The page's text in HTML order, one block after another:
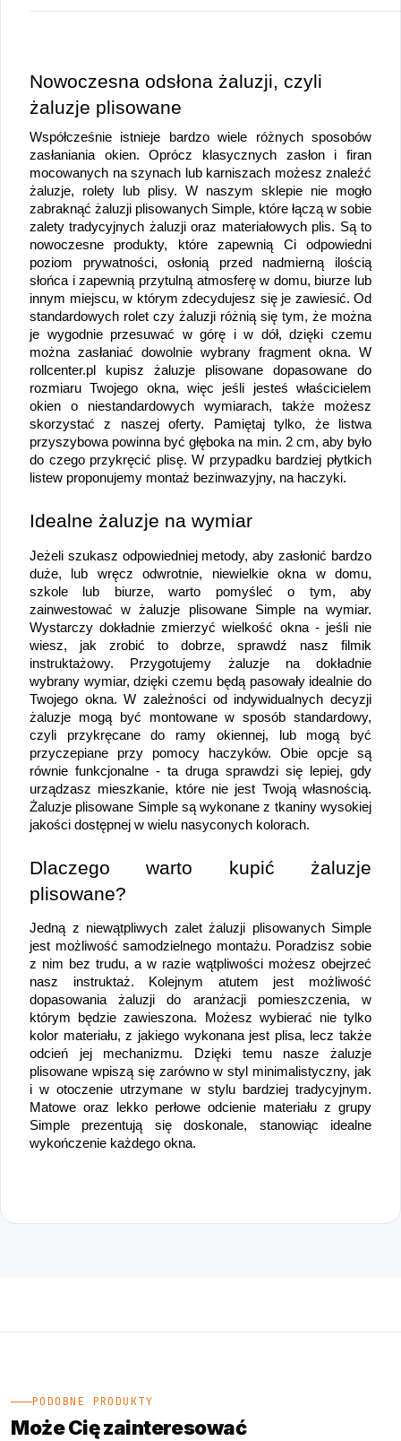
Nowoczesna odsłona żaluzji, czyli
żaluzje plisowane
Współcześnie istnieje bardzo wiele różnych sposobów
zasłaniania okien. Oprócz klasycznych zasłon i firan
mocowanych na szynach lub karniszach możesz znaleźć
żaluzje, rolety lub plisy. W naszym sklepie nie mogło
zabraknąć żaluzji plisowanych Simple, które łączą w sobie
zalety tradycyjnych żaluzji oraz materiałowych plis. Są to
nowoczesne produkty, które zapewnią Ci odpowiedni
poziom prywatności, osłonią przed nadmierną ilością
słońca i zapewnią przytulną atmosferę w domu, biurze lub
innym miejscu, w którym zdecydujesz się je zawiesić. Od
standardowych rolet czy żaluzji różnią się tym, że można
je wygodnie przesuwać w górę i w dół, dzięki czemu
można zasłaniać dowolnie wybrany fragment okna. W
rollcenter.pl kupisz żaluzje plisowane dopasowane do
rozmiaru Twojego okna, więc jeśli jesteś właścicielem
okien o niestandardowych wymiarach, także możesz
skorzystać z naszej oferty. Pamiętaj tylko, że listwa
przyszybowa powinna być głęboka na min. 2 cm, aby było
do czego przykręcić plisę. W przypadku bardziej płytkich
listew proponujemy montaż bezinwazyjny, na haczyki.
Idealne żaluzje na wymiar
Jeżeli szukasz odpowiedniej metody, aby zasłonić bardzo
duże, lub wręcz odwrotnie, niewielkie okna w domu,
szkole lub biurze, warto pomyśleć o tym, aby
zainwestować w żaluzje plisowane Simple na wymiar.
Wystarczy dokładnie zmierzyć wielkość okna - jeśli nie
wiesz, jak zrobić to dobrze, sprawdź nasz filmik
instruktażowy. Przygotujemy żaluzje na dokładnie
wybrany wymiar, dzięki czemu będą pasowały idealnie do
Twojego okna. W zależności od indywidualnych decyzji
żaluzje mogą być montowane w sposób standardowy,
czyli przykręcane do ramy okiennej, lub mogą być
przyczepiane przy pomocy haczyków. Obie opcje są
równie funkcjonalne - ta druga sprawdzi się lepiej, gdy
urządzasz mieszkanie, które nie jest Twoją własnością.
Żaluzje plisowane Simple są wykonane z tkaniny wysokiej
jakości dostępnej w wielu nasyconych kolorach.
Dlaczego warto kupić żaluzje
plisowane?
Jedną z niewątpliwych zalet żaluzji plisowanych Simple
jest możliwość samodzielnego montażu. Poradzisz sobie
z nim bez trudu, a w razie wątpliwości możesz obejrzeć
nasz instruktaż. Kolejnym atutem jest możliwość
dopasowania żaluzji do aranżacji pomieszczenia, w
którym będzie zawieszona. Możesz wybierać nie tylko
kolor materiału, z jakiego wykonana jest plisa, lecz także
odcień jej mechanizmu. Dzięki temu nasze żaluzje
plisowane wpiszą się zarówno w styl minimalistyczny, jak
i w otoczenie utrzymane w stylu bardziej tradycyjnym.
Matowe oraz lekko perłowe odcienie materiału z grupy
Simple prezentują się doskonale, stanowiąc idealne
wykończenie każdego okna.
PODOBNE PRODUKTY
Może Cię zainteresować